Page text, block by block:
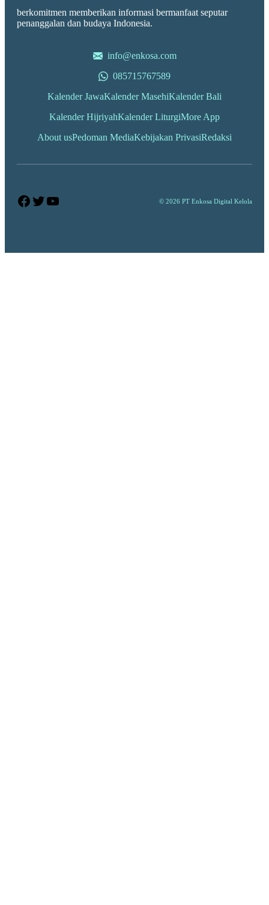
berkomitmen memberikan informasi bermanfaat seputar
penanggalan dan budaya Indonesia.
info@enkosa.com
085715767589
Kalender JawaKalender MasehiKalender Bali
Kalender HijriyahKalender LiturgiMore App
About usPedoman MediaKebijakan PrivasiRedaksi
Facebook
Twitter
YouTube © 2026 PT Enkosa Digital Kelola